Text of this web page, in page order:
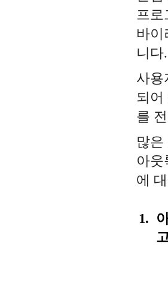
프로
바이
니다.
사용
되어
를
많은
아웃
에